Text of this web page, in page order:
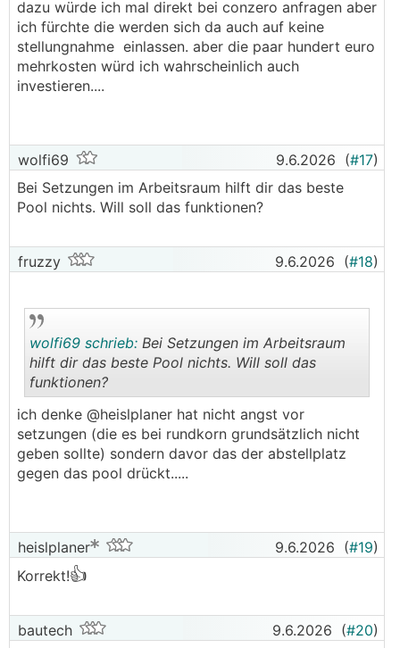
..
dazu würde ich mal direkt bei conzero anfragen aber
ich fürchte die werden sich da auch auf keine
stellungnahme einlassen. aber die paar hundert euro
mehrkosten würd ich wahrscheinlich auch
investieren....
wolfi69 9.6.2026 (#17)
Bei Setzungen im Arbeitsraum hilft dir das beste
Pool nichts. Will soll das funktionen?
fruzzy 9.6.2026 (#18)
..
wolfi69 schrieb: Bei Setzungen im Arbeitsraum
hilft dir das beste Pool nichts. Will soll das
funktionen?
ich denke @heislplaner hat nicht angst vor
setzungen (die es bei rundkorn grundsätzlich nicht
geben sollte) sondern davor das der abstellplatz
gegen das pool drückt.....
heislplaner 9.6.2026 (#19)
Korrekt!👍
bautech 9.6.2026 (#20)